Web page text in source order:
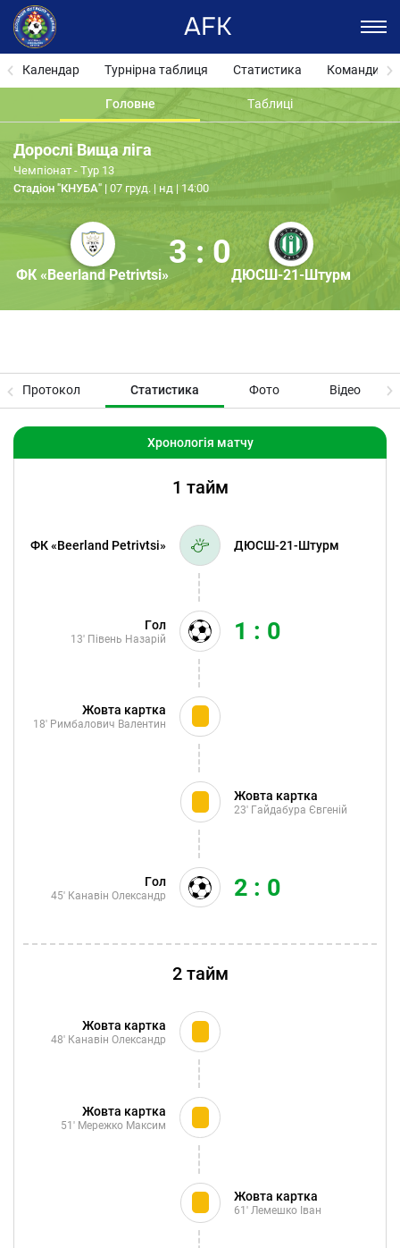
AFK
Календар Турнірна таблиця Статистика Команди
Головне Таблиці
Дорослі Вища ліга
Чемпіонат - Тур 13
ФК «Beerland Petrivtsi»
3 : 0
ДЮСШ-21-Штурм
Стадіон "КНУБА" 07 груд. | нд | 14:00
Протокол Статистика Фото Відео
Хронологія матчу
1 тайм
ФК «Beerland Petrivtsi» ДЮСШ-21-Штурм
Гол
13' Півень Назарій 1 : 0
Жовта картка
18' Римбалович Валентин
Жовта картка
23' Гайдабура Євгеній
Гол
45' Канавін Олександр 2 : 0
2 тайм
Жовта картка
48' Канавін Олександр
Жовта картка
51' Мережко Максим
Жовта картка
61'Лемешко Іван